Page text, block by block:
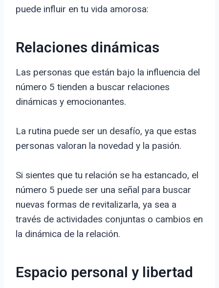
puede influir en tu vida amorosa:
Relaciones dinámicas
Las personas que están bajo la influencia del
número 5 tienden a buscar relaciones
dinámicas y emocionantes.
La rutina puede ser un desafío, ya que estas
personas valoran la novedad y la pasión.
Si sientes que tu relación se ha estancado, el
número 5 puede ser una señal para buscar
nuevas formas de revitalizarla, ya sea a
través de actividades conjuntas o cambios en
la dinámica de la relación.
Espacio personal y libertad